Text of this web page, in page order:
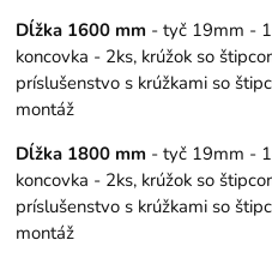
Dĺžka 1600 mm - tyč 19mm -
koncovka - 2ks, krúžok so
príslušenstvo s krúžkami so
montáž
Dĺžka 1800 mm - tyč 19mm -
koncovka - 2ks, krúžok so
príslušenstvo s krúžkami so
montáž